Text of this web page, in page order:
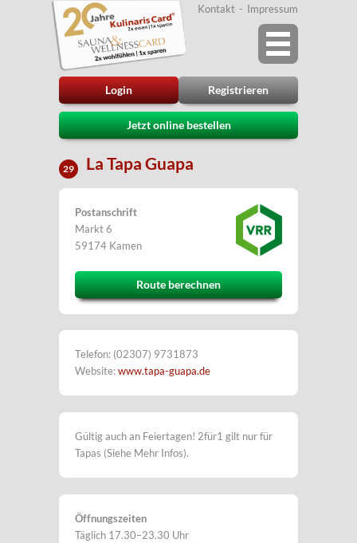
Login Registrieren
Kontakt Impressum
Jetzt online bestellen
29 La Tapa Guapa
Postanschrift
Markt 6
59174 Kamen
Route berechnen
Telefon: (02307) 9731873
Website:www.tapa-guapa.de
Gültig auch an Feiertagen! 2für1 gilt nur für
Tapas (Siehe Mehr Infos).
Öffnungszeiten
Täglich 17.30–23.30 Uhr